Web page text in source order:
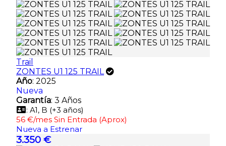
Trail
ZONTES U1 125 TRAIL
Año: 2025
Nueva
Garantía: 3 Años
: A1, B (+3 años)
56 €/mes Sin Entrada (Aprox)
Nueva a Estrenar
3.350 €